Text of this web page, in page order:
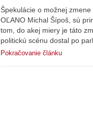
Špekulácie o možnej
OĽANO Michal Šípoš, sú
tom, do akej miery je táto
politickú scénu dostal po
Pokračovanie článku